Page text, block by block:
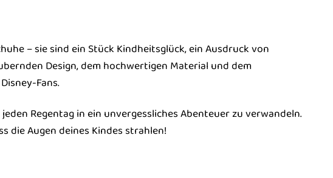
– sie sind ein Stück Kindheitsglück, ein Ausdruck von
Design, dem hochwertigen Material und dem
Fans.
Regentag in ein unvergessliches Abenteuer zu verwandeln.
die Augen deines Kindes strahlen!